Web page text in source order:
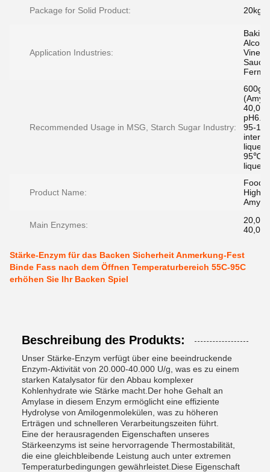
Package for Solid Product: 20kg/
Application Industries:
Sauce,
Recommended Usage in MSG, Starch Sugar Industry:
600g/T
95-
95℃
Product Name:
Food
High-
Main Enzymes:
Stärke-Enzym für das Backen Sicherheit Anmerkung-Fest
Binde Fass nach dem Öffnen Temperaturbereich 55C-95C
erhöhen Sie Ihr Backen Spiel
Beschreibung des Produkts:
Unser Stärke-Enzym verfügt über eine beeindruckende
Enzym-Aktivität von 20.000-40.000 U/g, was es zu einem
starken Katalysator für den Abbau komplexer
Kohlenhydrate wie Stärke macht.Der hohe Gehalt an
Amylase in diesem Enzym ermöglicht eine effiziente
Hydrolyse von Amilogenmolekülen, was zu höheren
Erträgen und schnelleren Verarbeitungszeiten führt.
Eine der herausragenden Eigenschaften unseres
Stärkeenzyms ist seine hervorragende Thermostabilität,
die eine gleichbleibende Leistung auch unter extremen
Temperaturbedingungen gewährleistet.Diese Eigenschaft